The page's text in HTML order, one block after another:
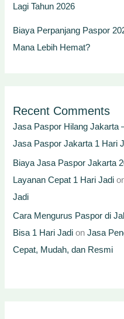
Lagi Tahun 2026
Biaya Perpanjang Paspor
Mana Lebih Hemat?
Recent Comments
Jasa Paspor Hilang Jakarta
Jasa Paspor Jakarta 1 Hari
Biaya Jasa Paspor Jakarta
Layanan Cepat 1 Hari Jadi
Jadi
Cara Mengurus Paspor di
Bisa 1 Hari Jadi onJasa
Cepat, Mudah, dan Resmi